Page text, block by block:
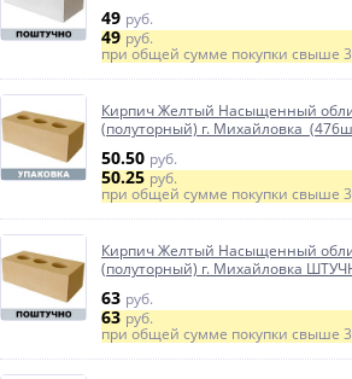
49 руб.
49руб.
при общей сумме покупки свыше
Кирпич Желтый Насыщенный
(полуторный) г. Михайловка
50.50 руб.
50.25руб.
при общей сумме покупки свыше
Кирпич Желтый Насыщенный
(полуторный) г. Михайловка
63 руб.
63руб.
при общей сумме покупки свыше